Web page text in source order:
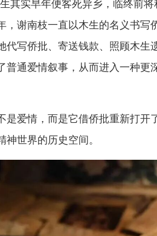
其实早年便客死异乡，临终前
，谢南枝一直以木生的名义书写
代写侨批、寄送钱款、照顾木生
普通爱情叙事，从而进入一种更
是爱情，而是它借侨批重新打开
世界的历史空间。